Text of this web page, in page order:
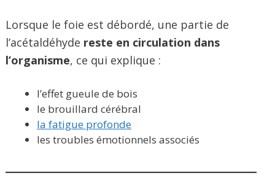
Lorsque le foie est débordé, une partie de
l’acétaldéhyde reste en circulation dans
l’organisme, ce qui explique :
l’effet gueule de bois
le brouillard cérébral
la fatigue profonde
les troubles émotionnels associés